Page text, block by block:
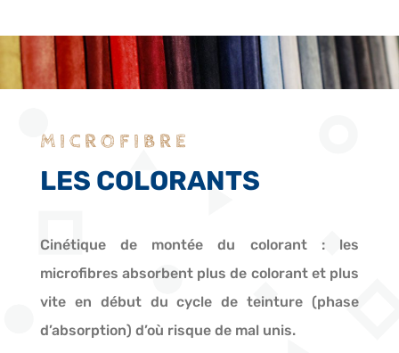
MICROFIBRE
LES COLORANTS
Cinétique de montée du colorant : les
microfibres absorbent plus de colorant et plus
vite en début du cycle de teinture (phase
d’absorption) d’où risque de mal unis.